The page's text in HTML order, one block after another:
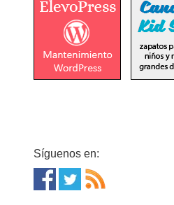
Síguenos en: